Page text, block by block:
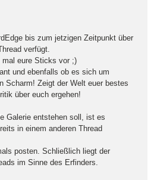
bis zum jetzigen Zeitpunkt über
verfügt.
eure Sticks vor ;)
und ebenfalls ob es sich um
Scharm! Zeigt der Welt euer bestes
über euch ergehen!
Galerie entstehen soll, ist es
in einem anderen Thread
posten. Schließlich liegt der
im Sinne des Erfinders.